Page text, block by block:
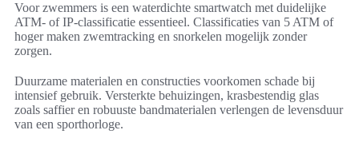
Voor zwemmers is een waterdichte smartwatch met duidelijke
ATM- of IP-classificatie essentieel. Classificaties van 5 ATM of
hoger maken zwemtracking en snorkelen mogelijk zonder
zorgen.
Duurzame materialen en constructies voorkomen schade bij
intensief gebruik. Versterkte behuizingen, krasbestendig glas
zoals saffier en robuuste bandmaterialen verlengen de levensduur
van een sporthorloge.